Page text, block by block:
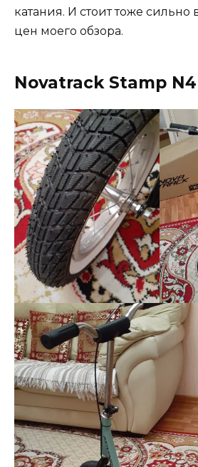
катания. И стоит тоже
цен моего обзора.
Novatrack Stamp N4